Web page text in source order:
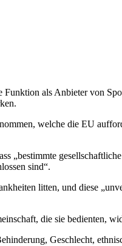
als Anbieter von
welche die EU
„bestimmte
sind“.
litten, und diese
die sie bedienten,
Geschlecht,